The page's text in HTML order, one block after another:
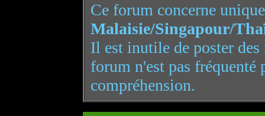
Ce forum concerne
Malaisie/Singapour/
Il est inutile de poster
forum n'est pas
compréhension.